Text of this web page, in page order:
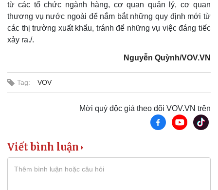
Thể thao
Lịch thi đấu bóng đá
từ các tổ chức ngành hàng, cơ quan quản lý, cơ quan
thương vụ nước ngoài để nắm bắt những quy định mới từ
các thị trường xuất khẩu, tránh để những vụ việc đáng tiếc
xảy ra./.
Nguyễn Quỳnh/VOV.VN
Tag: VOV
Mời quý độc giả theo dõi VOV.VN trên
Viết bình luận